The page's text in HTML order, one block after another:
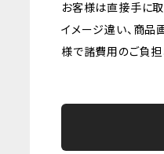
お客様は直接手に
イメージ違い、商品
様で諸費用のご負担